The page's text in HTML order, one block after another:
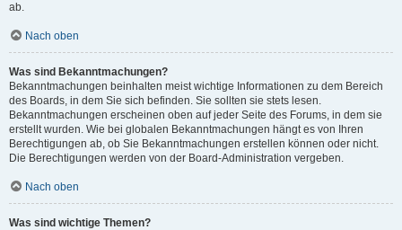
ab.
Nach oben
Was sind Bekanntmachungen?
Bekanntmachungen beinhalten meist wichtige Informationen zu dem Bereich
des Boards, in dem Sie sich befinden. Sie sollten sie stets lesen.
Bekanntmachungen erscheinen oben auf jeder Seite des Forums, in dem sie
erstellt wurden. Wie bei globalen Bekanntmachungen hängt es von Ihren
Berechtigungen ab, ob Sie Bekanntmachungen erstellen können oder nicht.
Die Berechtigungen werden von der Board-Administration vergeben.
Nach oben
Was sind wichtige Themen?